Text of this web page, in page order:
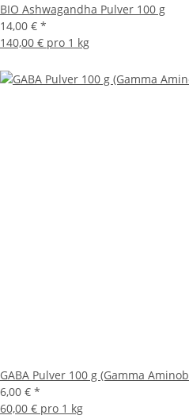
BIO Ashwagandha Pulver 100 g
14,00 € *
140,00 € pro 1 kg
GABA Pulver 100 g (Gamma
6,00 € *
60,00 € pro 1 kg